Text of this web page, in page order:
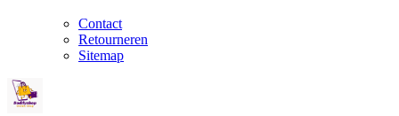
Contact
Retourneren
Sitemap